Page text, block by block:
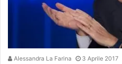
Alessandra La Farina 3 Aprile 2017